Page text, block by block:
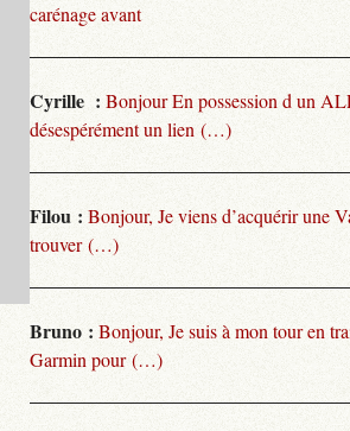
carénage avant
Cyrille : Bonjour En possession d un
désespérément un lien (…)
Filou : Bonjour, Je viens d’acquérir une
trouver (…)
Bruno : Bonjour, Je suis à mon tour en
Garmin pour (…)